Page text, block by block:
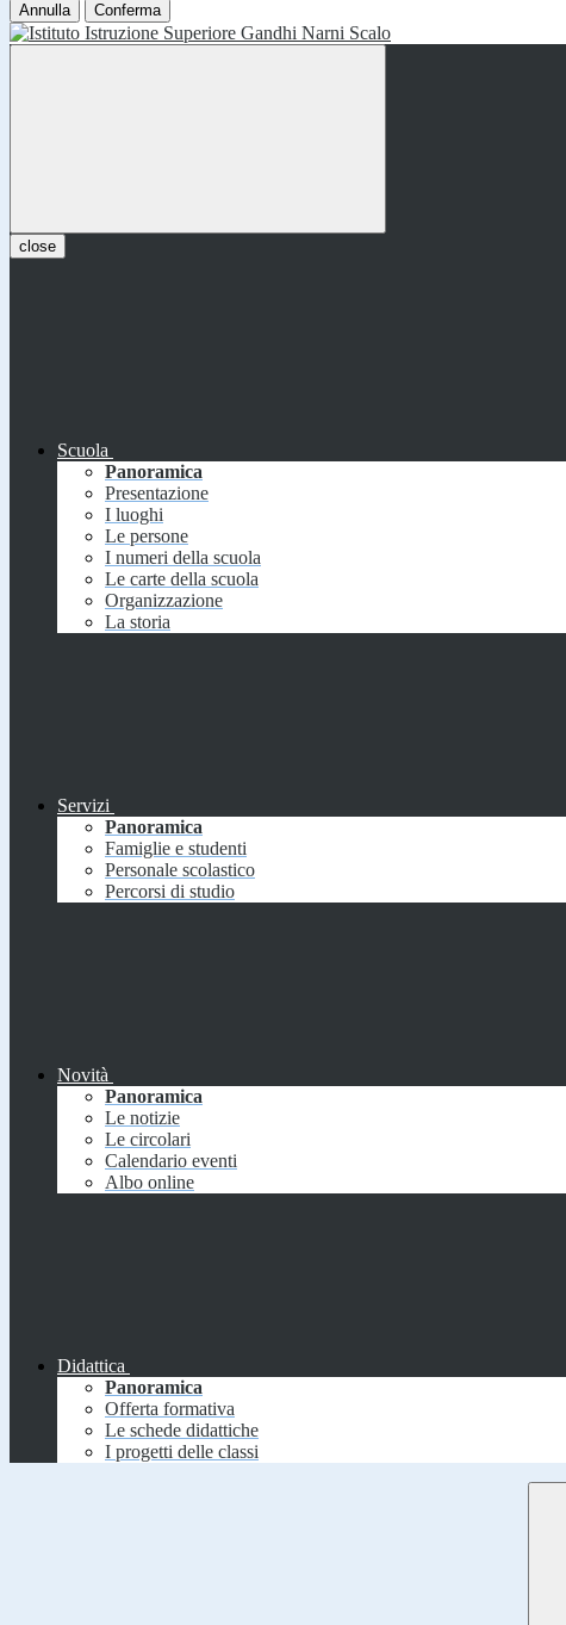
Annulla Conferma
close
Scuola
Panoramica
Presentazione
I luoghi
Le persone
I numeri della scuola
Le carte della scuola
Organizzazione
La storia
Servizi
Panoramica
Famiglie e studenti
Personale scolastico
Percorsi di studio
Novità
Panoramica
Le notizie
Le circolari
Calendario eventi
Albo online
Didattica
Panoramica
Offerta formativa
Le schede didattiche
I progetti delle classi